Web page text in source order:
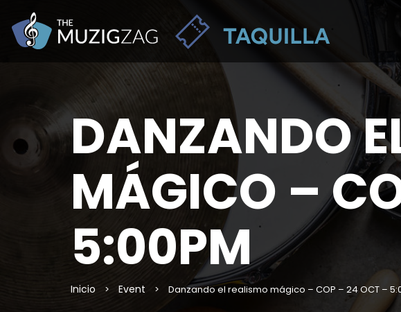
DANZANDO
MÁGICO –
5:00PM
Inicio > Event > Danzando el realismo mágico – COP – 24 OCT –